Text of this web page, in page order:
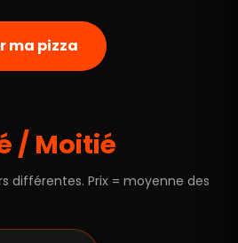
ma pizza
/ Moitié
différentes. Prix = moyenne des